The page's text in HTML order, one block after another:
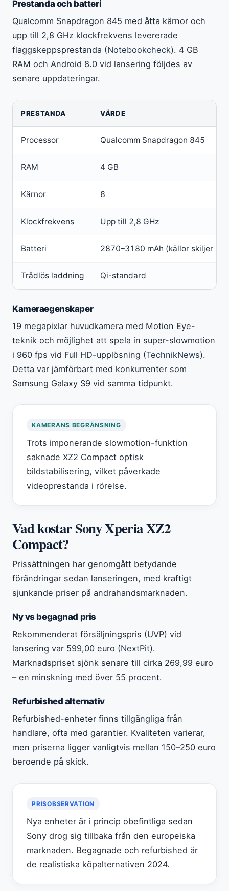
Prestanda och batteri
Qualcomm Snapdragon 845 med åtta kärnor och
upp till 2,8 GHz klockfrekvens levererade
flaggskeppsprestanda (Notebookcheck). 4 GB
RAM och Android 8.0 vid lansering följdes av
senare uppdateringar.
PRESTANDA VÄRDE
Processor Qualcomm Snapdragon 845
RAM 4 GB
Kärnor 8
Klockfrekvens Upp till 2,8 GHz
Batteri 2870–3180 mAh (källor skiljer sig)
Trådlös laddning Qi-standard
Kameraegenskaper
19 megapixlar huvudkamera med Motion Eye-
teknik och möjlighet att spela in super-slowmotion
i 960 fps vid Full HD-upplösning (TechnikNews).
Detta var jämförbart med konkurrenter som
Samsung Galaxy S9 vid samma tidpunkt.
KAMERANS BEGRÄNSNING
Trots imponerande slowmotion-funktion
saknade XZ2 Compact optisk
bildstabilisering, vilket påverkade
videoprestanda i rörelse.
Vad kostar Sony Xperia XZ2
Compact?
Prissättningen har genomgått betydande
förändringar sedan lanseringen, med kraftigt
sjunkande priser på andrahandsmarknaden.
Ny vs begagnad pris
Rekommenderat försäljningspris (UVP) vid
lansering var 599,00 euro (NextPit).
Marknadspriset sjönk senare till cirka 269,99 euro
– en minskning med över 55 procent.
Refurbished alternativ
Refurbished-enheter finns tillgängliga från
handlare, ofta med garantier. Kvaliteten varierar,
men priserna ligger vanligtvis mellan 150–250 euro
beroende på skick.
PRISOBSERVATION
Nya enheter är i princip obefintliga sedan
Sony drog sig tillbaka från den europeiska
marknaden. Begagnade och refurbished är
de realistiska köpalternativen 2024.